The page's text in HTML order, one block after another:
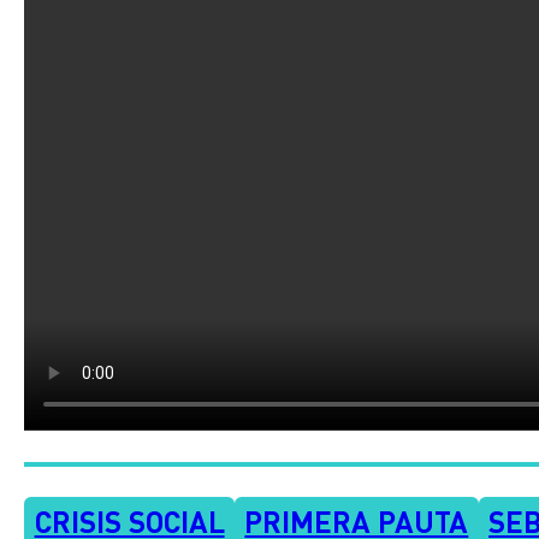
CRISIS SOCIAL PRIMERA PAUTA